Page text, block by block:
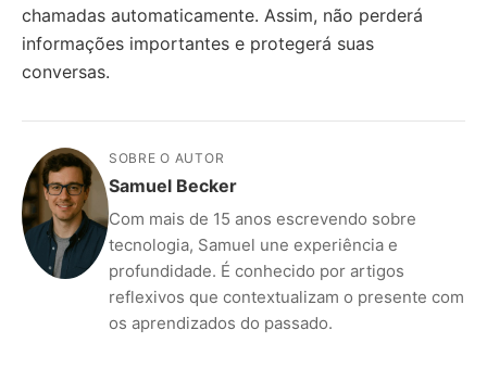
chamadas automaticamente. Assim, não perderá
informações importantes e protegerá suas
conversas.
SOBRE O AUTOR
Samuel Becker
Com mais de 15 anos escrevendo sobre
tecnologia, Samuel une experiência e
profundidade. É conhecido por artigos
reflexivos que contextualizam o presente com
os aprendizados do passado.